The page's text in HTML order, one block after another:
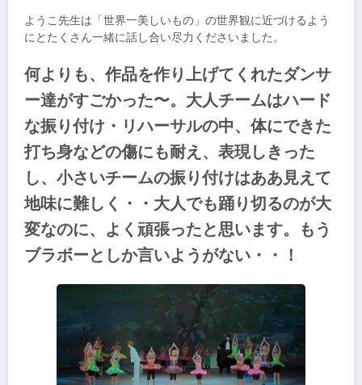
ようこ先生は「世界一美しいもの」の世界観に近づけるよう
にとたくさん一緒に話し合い尽力くださいました。
何よりも、作品を作り上げてくれたダンサ
ー達がすごかった〜。大人チームはハード
な振り付け・リハーサルの中、体にできた
打ち身などの傷にも耐え、表現しきった
し、小さいチームの振り付けはああ見えて
地味に難しく・・大人でも踊り切るのが大
変なのに、よく頑張ったと思います。もう
ブラボーとしか言いようがない・・！